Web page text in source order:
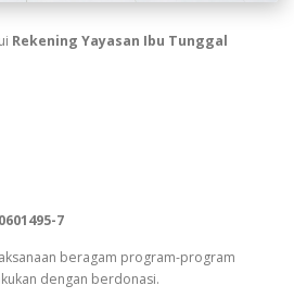
Rekening Yayasan Ibu Tunggal
7
beragam program-program
dengan berdonasi.